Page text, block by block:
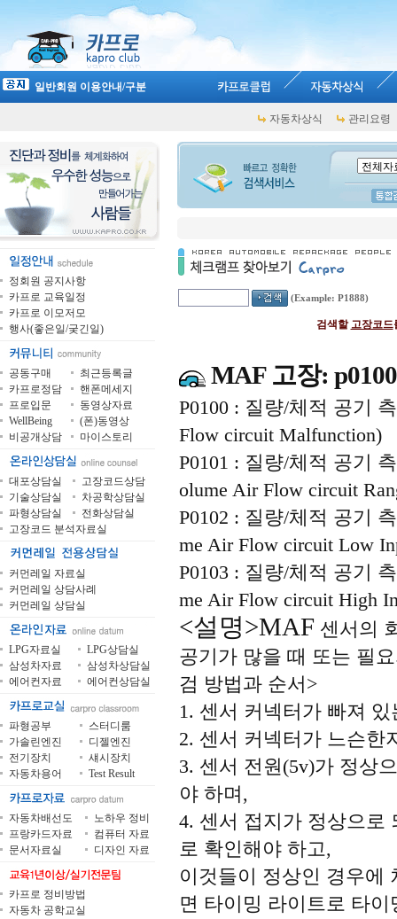
일반회원 이용안내/구분
자동차상식 관리요령
정회원 공지사항
카프로 교육일정
카프로 이모저모
행사(좋은일/궂긴일)
공동구매
최근등록글
카프로정담
핸폰메세지
프로입문
동영상자료
WellBeing
(폰)동영상
비공개상담
마이스토리
대포상담실
고장코드상담
기술상담실
차공학상담실
파형상담실
전화상담실
고장코드 분석자료실
커먼레일 자료실
커먼레일 상담사례
커먼레일 상담실
LPG자료실
LPG상담실
삼성차자료
삼성차상담실
에어컨자료
에어컨상담실
파형공부
스터디룸
가솔린엔진
디젤엔진
전기장치
섀시장치
자동차용어
Test Result
자동차배선도
노하우 정비
프랑카드자료
컴퓨터 자료
문서자료실
디자인 자료
카프로 정비방법
자동차 공학교실
(Example: P1888)
검색할고장코드
MAF 고장:
P0100 : 질량/체적 공기
Flow circuit Malfunction)
P0101 : 질량/체적 공기
olume Air Flow circuit
P0102 : 질량/체적 공기
me Air Flow circuit Low
P0103 : 질량/체적 공기
me Air Flow circuit High
<설명>MAF 센서의
공기가 많을 때 또는 필
검 방법과 순서>
1. 센서 커넥터가 빠져
2. 센서 커넥터가 느슨한
3. 센서 전원(5v)가 정상
야 하며,
4. 센서 접지가 정상으로
로 확인해야 하고,
이것들이 정상인 경우에
면 타이밍 라이트로 타